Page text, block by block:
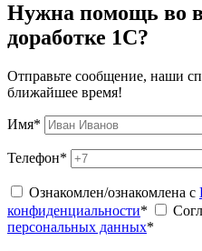
Нужна помощь во
доработке 1С?
Отправьте сообщение, наши
ближайшее время!
Имя*
Телефон*
Ознакомлен/ознакомлена с
конфиденциальности*
персональных данных*